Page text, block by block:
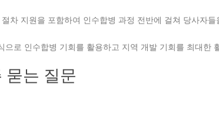
차 지원을 포함하여 인수합병 과정 전반에 걸쳐 당사자
로 인수합병 기회를 활용하고 지역 개발 기회를 최대한
묻는 질문